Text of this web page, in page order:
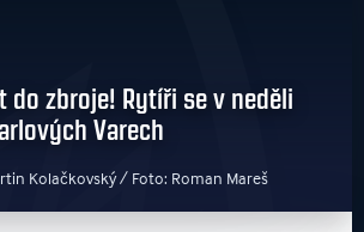
do zbroje! Rytíři se v neděli
Varech
Kolačkovský / Foto: Roman Mareš